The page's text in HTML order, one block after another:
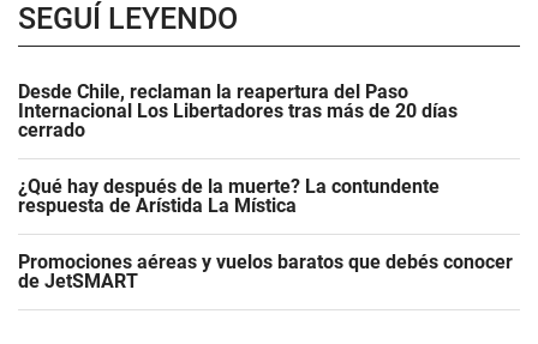
SEGUÍ LEYENDO
Desde Chile, reclaman la reapertura del Paso
Internacional Los Libertadores tras más de 20 días
cerrado
¿Qué hay después de la muerte? La contundente
respuesta de Arístida La Mística
Promociones aéreas y vuelos baratos que debés conocer
de JetSMART